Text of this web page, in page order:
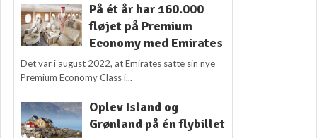
På ét år har 160.000
fløjet på Premium
Economy med Emirates
Det var i august 2022, at Emirates satte sin nye
Premium Economy Class i...
Oplev Island og
Grønland på én flybillet